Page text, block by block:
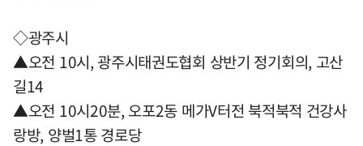
◇광주시
▲오전 10시, 광주시태권도협회 상반기 정기회의, 고산
길14
▲오전 10시20분, 오포2동 메가V터전 북적북적 건강사
랑방, 양벌1통 경로당